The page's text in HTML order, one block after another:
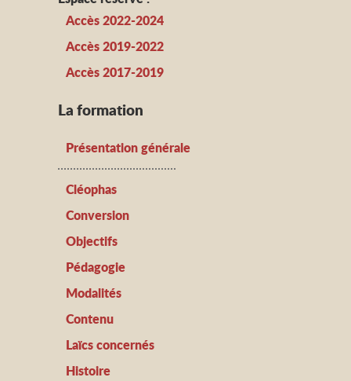
Accès 2022-2024
Accès 2019-2022
Accès 2017-2019
La formation
Présentation générale
Cléophas
Conversion
Objectifs
Pédagogie
Modalités
Contenu
Laïcs concernés
Histoire